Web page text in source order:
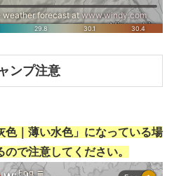
ンプ注意
色｜薄い水色」になっている場
で注意してください。